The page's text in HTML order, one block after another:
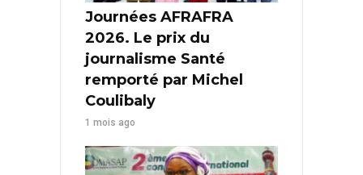
Journées AFRAFRA
2026. Le prix du
journalisme Santé
remporté par Michel
Coulibaly
1 mois ago